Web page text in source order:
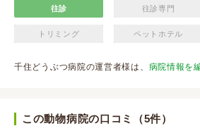
往診 往診専門
トリミング ペットホテル
千住どうぶつ病院の運営者様は、 病院情報を
この動物病院の口コミ（5件）